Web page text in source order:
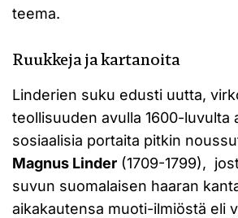
teema.
Ruukkeja ja kartanoita
Linderien suku edusti uutta,
teollisuuden avulla 1600-luvulta
sosiaalisia portaita pitkin
Magnus Linder (1709-1799),
suvun suomalaisen haaran
aikakautensa muoti-ilmiöstä eli